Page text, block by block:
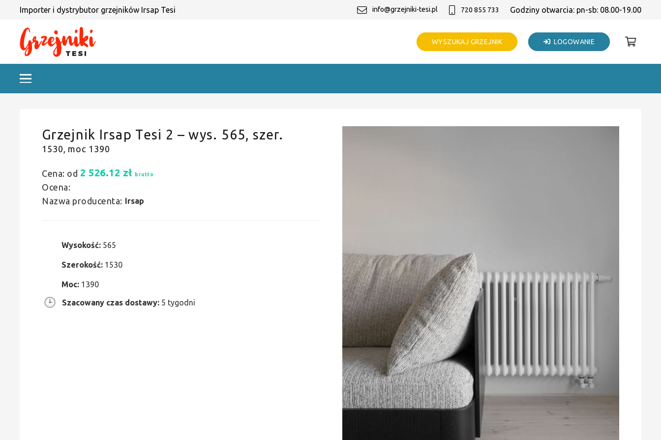
Importer i dystrybutor grzejników Irsap Tesi info@grzejniki-tesi.pl 720 855 733 Godziny otwarcia: pn-sb: 08.00-19.00
WYSZUKAJ GRZEJNIK LOGOWANIE
Grzejnik Irsap Tesi 2 – wys. 565, szer.
1530, moc 1390
Cena: od 2 526.12 zł brutto
Ocena:
Nazwa producenta: Irsap
Wysokość: 565
Szerokość: 1530
Moc: 1390
Szacowany czas dostawy: 5 tygodni